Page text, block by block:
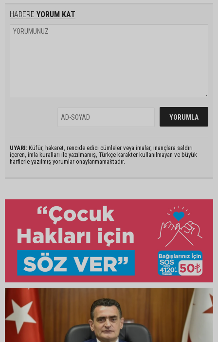
HABERE YORUM KAT
UYARI: Küfür, hakaret, rencide edici cümleler veya imalar, inançlara saldırı
içeren, imla kuralları ile yazılmamış, Türkçe karakter kullanılmayan ve büyük
harflerle yazılmış yorumlar onaylanmamaktadır.